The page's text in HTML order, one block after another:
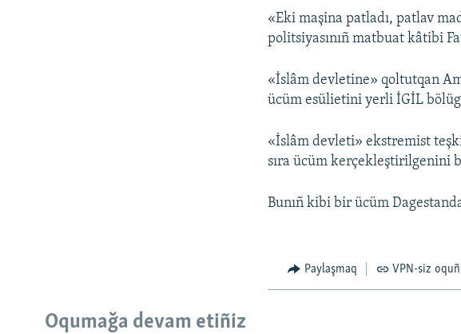
«Eki maşina patladı, patlav
politsiyasınıñ matbuat kâtibi
«İslâm devletine» qoltutqan
ücüm esülietini yerli İGİL
«İslâm devleti» ekstremist
sıra ücüm kerçekleştirilgenini
Bunıñ kibi bir ücüm
Paylaşmaq VPN-siz
Oqumağa devam etiñiz